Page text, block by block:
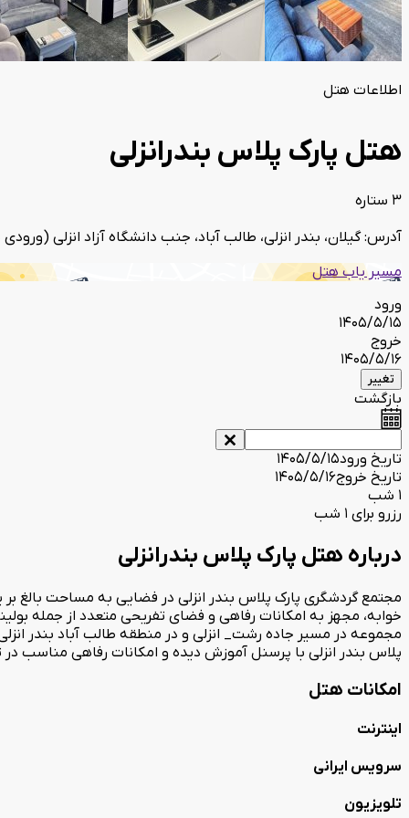
اطلاعات هتل
هتل پارک پلاس بندرانزلی
3 ستاره
آدرس: گیلان، بندر انزلی، طالب آباد، جنب دانشگاه آزاد انزلی
مسیر یاب هتل
ورود
1405/5/15
خروج
1405/5/16
تغییر
بازگشت
تاریخ ورود1405/5/15
تاریخ خروج1405/5/16
1 شب
رزرو برای 1 شب
درباره هتل پارک پلاس بندرانزلی
خوابه، مجهز به امکانات رفاهی و فضای تفریحی متعدد از جمله
مجموعه در مسیر جاده رشت_ انزلی و در منطقه طالب آباد بندر
پلاس بندر انزلی با پرسنل آموزش دیده و امکانات رفاهی مناسب در
امکانات هتل
اینترنت
سرویس ایرانی
تلویزیون